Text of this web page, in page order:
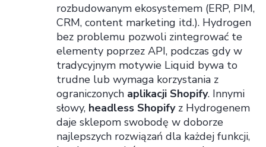
rozbudowanym ekosystemem (ERP, PIM,
CRM, content marketing itd.). Hydrogen
bez problemu pozwoli zintegrować te
elementy poprzez API, podczas gdy w
tradycyjnym motywie Liquid bywa to
trudne lub wymaga korzystania z
ograniczonych aplikacji Shopify. Innymi
słowy, headless Shopifyz Hydrogenem
daje sklepom swobodę w doborze
najlepszych rozwiązań dla każdej funkcji,